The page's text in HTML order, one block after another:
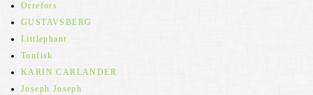
Orrefors
GUSTAVSBERG
Littlephant
Tonfisk
KARIN CARLANDER
Joseph Joseph